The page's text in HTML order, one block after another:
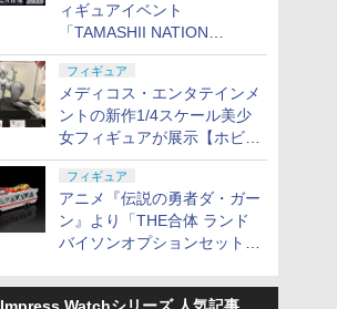
ィギュアイベント
「TAMASHII NATION
2026」が11月13日より開催
決定
フィギュア
メディコス・エンタテインメ
ントの新作1/4スケール美少
女フィギュアが展示【ホビー
メーカー合同展示会】
フィギュア
アニメ『伝説の勇者ダ・ガー
ン』より「THE合体 ランド
バイソンオプションセット」